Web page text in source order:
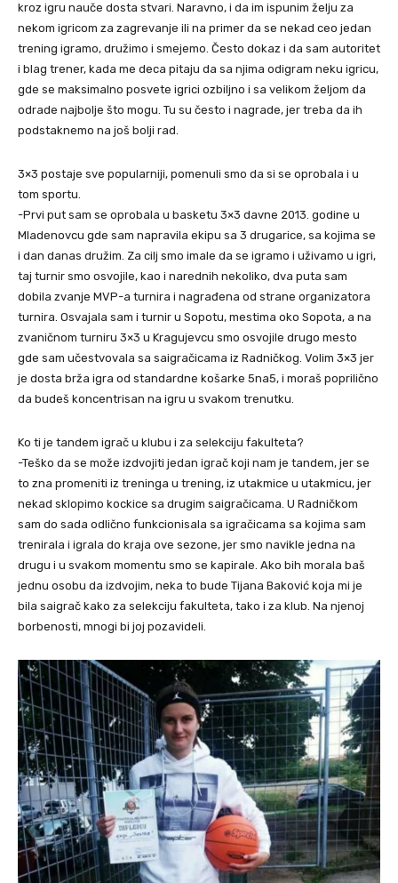
kroz igru nauče dosta stvari. Naravno, i da im ispunim želju za
nekom igricom za zagrevanje ili na primer da se nekad ceo jedan
trening igramo, družimo i smejemo. Često dokaz i da sam autoritet
i blag trener, kada me deca pitaju da sa njima odigram neku igricu,
gde se maksimalno posvete igrici ozbiljno i sa velikom željom da
odrade najbolje što mogu. Tu su često i nagrade, jer treba da ih
podstaknemo na još bolji rad.
3×3 postaje sve popularniji, pomenuli smo da si se oprobala i u
tom sportu.
-Prvi put sam se oprobala u basketu 3×3 davne 2013. godine u
Mladenovcu gde sam napravila ekipu sa 3 drugarice, sa kojima se
i dan danas družim. Za cilj smo imale da se igramo i uživamo u igri,
taj turnir smo osvojile, kao i narednih nekoliko, dva puta sam
dobila zvanje MVP-a turnira i nagrađena od strane organizatora
turnira. Osvajala sam i turnir u Sopotu, mestima oko Sopota, a na
zvaničnom turniru 3×3 u Kragujevcu smo osvojile drugo mesto
gde sam učestvovala sa saigračicama iz Radničkog. Volim 3×3 jer
je dosta brža igra od standardne košarke 5na5, i moraš poprilično
da budeš koncentrisan na igru u svakom trenutku.
Ko ti je tandem igrač u klubu i za selekciju fakulteta?
-Teško da se može izdvojiti jedan igrač koji nam je tandem, jer se
to zna promeniti iz treninga u trening, iz utakmice u utakmicu, jer
nekad sklopimo kockice sa drugim saigračicama. U Radničkom
sam do sada odlično funkcionisala sa igračicama sa kojima sam
trenirala i igrala do kraja ove sezone, jer smo navikle jedna na
drugu i u svakom momentu smo se kapirale. Ako bih morala baš
jednu osobu da izdvojim, neka to bude Tijana Baković koja mi je
bila saigrač kako za selekciju fakulteta, tako i za klub. Na njenoj
borbenosti, mnogi bi joj pozavideli.